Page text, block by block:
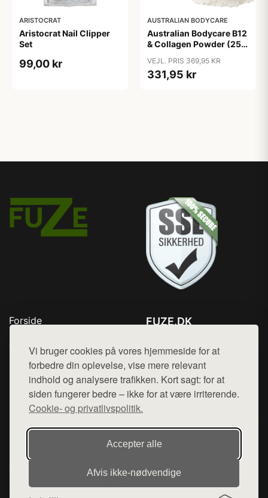
Vi bruger cookies på vores hjemmeside for at
forbedre din oplevelse, vise mere relevant
indhold og analysere trafikken. Kort sagt: for at
siden fungerer bedre – ikke for at være irriterende.
Cookie- og privatlivspolitik.
Accepter alle
Afvis ikke‑nødvendige
ARISTOCRAT
Aristocrat Nail Clipper
Set
99,00 kr
AUSTRALIAN BODYCARE
Australian Bodycare B12
& Collagen Powder (250
VEJL. PRIS 369,95 KR
331,95 kr
Forside
Top Rabatter
Kontakt
FUZE.DK
Mail: hej@want.dk
Cookie- og privatlivspolitik
Denne side er en del af want.dk, der udgiver en række
hjemmesider med præsentation af forskellige produkter fra
diverse webshops. Der sælges ikke varer fra denne side - vi
henviser til de shops, som sælger varen. Vi har heller ikke
varerne på lager.